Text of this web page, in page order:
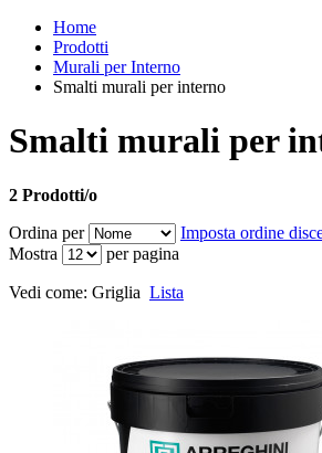
Home
Prodotti
Murali per Interno
Smalti murali per interno
Smalti murali per
2 Prodotti/o
Ordina per
Imposta ordine
Mostra
per pagina
Vedi come: Griglia Lista